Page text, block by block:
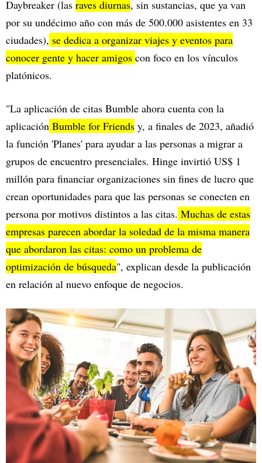
Daybreaker (las raves diurnas, sin sustancias, que ya van
por su undécimo año con más de 500.000 asistentes en 33
ciudades), se dedica a organizar viajes y eventos para
conocer gente y hacer amigos con foco en los vínculos
platónicos.
"La aplicación de citas Bumble ahora cuenta con la
aplicación Bumble for Friends y, a finales de 2023, añadió
la función 'Planes' para ayudar a las personas a migrar a
grupos de encuentro presenciales. Hinge invirtió US$ 1
millón para financiar organizaciones sin fines de lucro que
crean oportunidades para que las personas se conecten en
persona por motivos distintos a las citas. Muchas de estas
empresas parecen abordar la soledad de la misma manera
que abordaron las citas: como un problema de
optimización de búsqueda", explican desde la publicación
en relación al nuevo enfoque de negocios.